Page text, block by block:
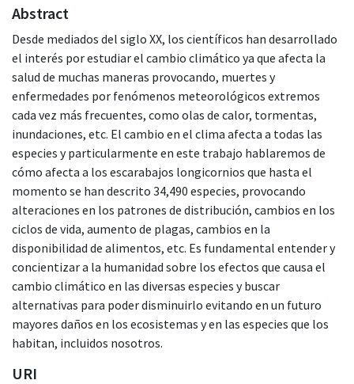
Abstract
Desde mediados del siglo XX, los científicos han desarrollado
el interés por estudiar el cambio climático ya que afecta la
salud de muchas maneras provocando, muertes y
enfermedades por fenómenos meteorológicos extremos
cada vez más frecuentes, como olas de calor, tormentas,
inundaciones, etc. El cambio en el clima afecta a todas las
especies y particularmente en este trabajo hablaremos de
cómo afecta a los escarabajos longicornios que hasta el
momento se han descrito 34,490 especies, provocando
alteraciones en los patrones de distribución, cambios en los
ciclos de vida, aumento de plagas, cambios en la
disponibilidad de alimentos, etc. Es fundamental entender y
concientizar a la humanidad sobre los efectos que causa el
cambio climático en las diversas especies y buscar
alternativas para poder disminuirlo evitando en un futuro
mayores daños en los ecosistemas y en las especies que los
habitan, incluidos nosotros.
URI